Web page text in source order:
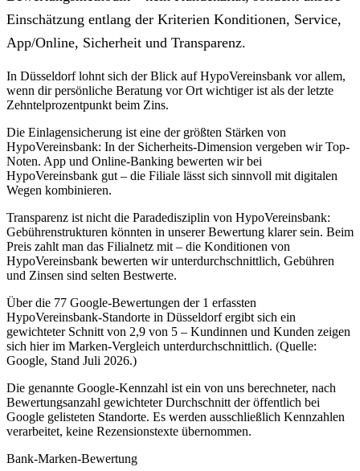
Einschätzung entlang der Kriterien Konditionen, Service,
App/Online, Sicherheit und Transparenz.
In Düsseldorf lohnt sich der Blick auf HypoVereinsbank vor allem,
wenn dir persönliche Beratung vor Ort wichtiger ist als der letzte
Zehntelprozentpunkt beim Zins.
Die Einlagensicherung ist eine der größten Stärken von
HypoVereinsbank: In der Sicherheits-Dimension vergeben wir Top-
Noten. App und Online-Banking bewerten wir bei
HypoVereinsbank gut – die Filiale lässt sich sinnvoll mit digitalen
Wegen kombinieren.
Transparenz ist nicht die Paradedisziplin von HypoVereinsbank:
Gebührenstrukturen könnten in unserer Bewertung klarer sein. Beim
Preis zahlt man das Filialnetz mit – die Konditionen von
HypoVereinsbank bewerten wir unterdurchschnittlich, Gebühren
und Zinsen sind selten Bestwerte.
Über die 77 Google-Bewertungen der 1 erfassten
HypoVereinsbank-Standorte in Düsseldorf ergibt sich ein
gewichteter Schnitt von 2,9 von 5 – Kundinnen und Kunden zeigen
sich hier im Marken-Vergleich unterdurchschnittlich. (Quelle:
Google, Stand Juli 2026.)
Die genannte Google-Kennzahl ist ein von uns berechneter, nach
Bewertungsanzahl gewichteter Durchschnitt der öffentlich bei
Google gelisteten Standorte. Es werden ausschließlich Kennzahlen
verarbeitet, keine Rezensionstexte übernommen.
Bank-Marken-Bewertung